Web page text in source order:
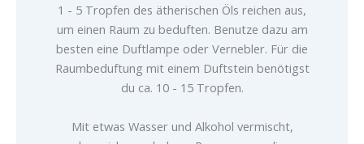
1 - 5 Tropfen des ätherischen Öls reichen aus,
um einen Raum zu beduften. Benutze dazu am
besten eine Duftlampe oder Vernebler. Für die
Raumbeduftung mit einem Duftstein benötigst
du ca. 10 - 15 Tropfen.
Mit etwas Wasser und Alkohol vermischt,